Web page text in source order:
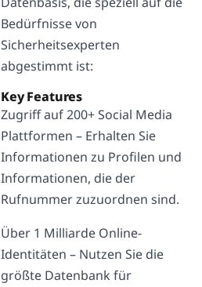
Bedürfnisse von
Sicherheitsexperten
abgestimmt ist:
Key Features
Zugriff auf 200+ Social Media
Plattformen – Erhalten Sie
Informationen zu Profilen und
Informationen, die der
Rufnummer zuzuordnen sind.
Über 1 Milliarde Online-
Identitäten – Nutzen Sie die
größte Datenbank für